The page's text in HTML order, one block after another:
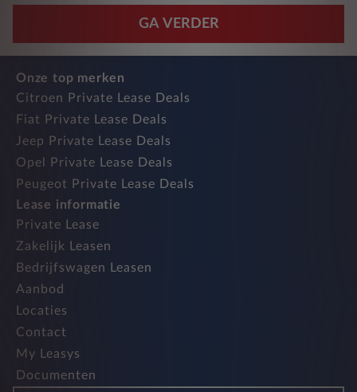
GA VERDER
Onze top merken
Citroen Private Lease Deals
Fiat Private Lease Deals
Jeep Private Lease Deals
Opel Private Lease Deals
Peugeot Private Lease Deals
Lease informatie
Private Lease
Zakelijk Leasen
Bedrijfswagen Leasen
Aanbod
Locaties
Contact
My Leasys
Documenten